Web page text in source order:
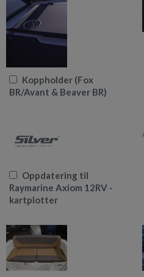
Koppholder (Fox
BR/Avant & Beaver BR)
Oppdatering til
Raymarine Axiom 12RV -
kartplotter